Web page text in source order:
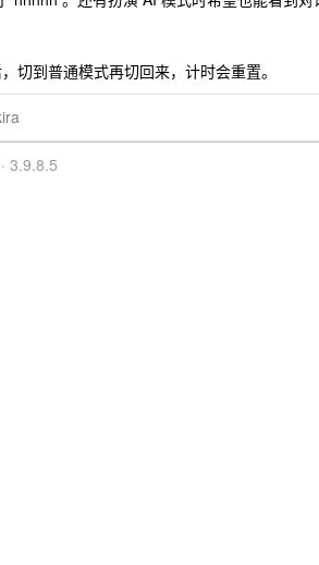
切到普通模式再切回来，计时会重置。
3.9.8.5